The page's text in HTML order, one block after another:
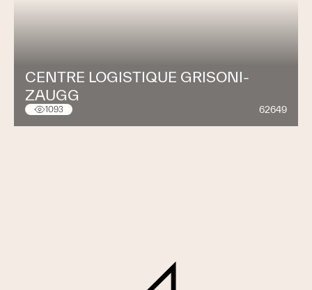
CENTRE LOGISTIQUE GRISONI-
ZAUGG
1093 62649